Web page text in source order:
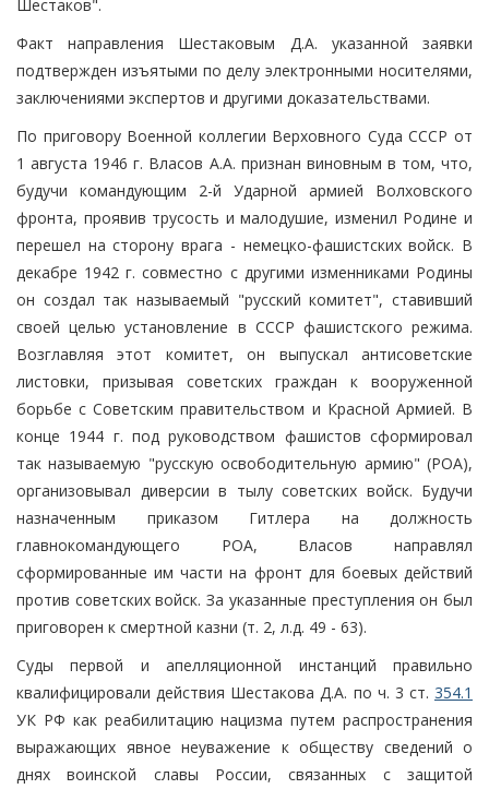
Шестаков".
Факт направления Шестаковым Д.А. указанной заявки
подтвержден изъятыми по делу электронными носителями,
заключениями экспертов и другими доказательствами.
По приговору Военной коллегии Верховного Суда СССР от
1 августа 1946 г. Власов А.А. признан виновным в том, что,
будучи командующим 2-й Ударной армией Волховского
фронта, проявив трусость и малодушие, изменил Родине и
перешел на сторону врага - немецко-фашистских войск. В
декабре 1942 г. совместно с другими изменниками Родины
он создал так называемый "русский комитет", ставивший
своей целью установление в СССР фашистского режима.
Возглавляя этот комитет, он выпускал антисоветские
листовки, призывая советских граждан к вооруженной
борьбе с Советским правительством и Красной Армией. В
конце 1944 г. под руководством фашистов сформировал
так называемую "русскую освободительную армию" (РОА),
организовывал диверсии в тылу советских войск. Будучи
назначенным приказом Гитлера на должность
главнокомандующего РОА, Власов направлял
сформированные им части на фронт для боевых действий
против советских войск. За указанные преступления он был
приговорен к смертной казни (т. 2, л.д. 49 - 63).
Суды первой и апелляционной инстанций правильно
квалифицировали действия Шестакова Д.А. по ч. 3 ст. 354.1
УК РФ как реабилитацию нацизма путем распространения
выражающих явное неуважение к обществу сведений о
днях воинской славы России, связанных с защитой